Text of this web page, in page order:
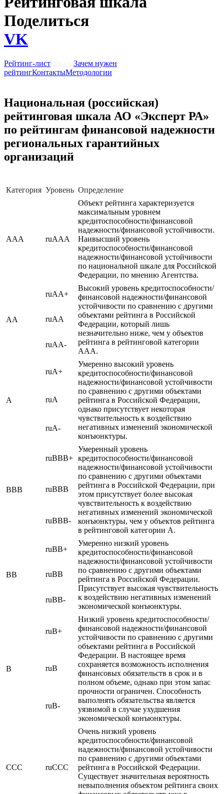
Поделиться
VK
Рейтинг-лист
Зачем нужен
рейтингКонтактыМетодологии
Национальная (российская)
рейтинговая шкала АО «Эксперт РА»
по рейтингам финансовой надежности
региональных гарантийных
организаций
Категория Уровень Определение
AAA ruAAA
Объект рейтинга характеризуется
максимальным уровнем
кредитоспособности/финансовой
надежности/финансовой устойчивости.
Наивысший уровень
кредитоспособности/финансовой
надежности/финансовой устойчивости
по национальной шкале для Российской
Федерации, по мнению Агентства.
AA
ruAA+
Высокий уровень кредитоспособности/
финансовой надежности/финансовой
устойчивости по сравнению с другими
объектами рейтинга в Российской
Федерации, который лишь
незначительно ниже, чем у объектов
рейтинга в рейтинговой категории
AAA.
ruAA
ruAA-
A
ruA+
Умеренно высокий уровень
кредитоспособности/финансовой
надежности/финансовой устойчивости
по сравнению с другими объектами
рейтинга в Российской Федерации,
однако присутствует некоторая
чувствительность к воздействию
негативных изменений экономической
конъюнктуры.
ruA
ruA-
BBB
ruBBB+
Умеренный уровень
кредитоспособности/финансовой
надежности/финансовой устойчивости
по сравнению с другими объектами
рейтинга в Российской Федерации, при
этом присутствует более высокая
чувствительность к воздействию
негативных изменений экономической
конъюнктуры, чем у объектов рейтинга
в рейтинговой категории A.
ruBBB
ruBBB-
BB
ruBB+
Умеренно низкий уровень
кредитоспособности/финансовой
надежности/финансовой устойчивости
по сравнению с другими объектами
рейтинга в Российской Федерации.
Присутствует высокая чувствительность
к воздействию негативных изменений
экономической конъюнктуры.
ruBB
ruBB-
B
ruB+
Низкий уровень кредитоспособности/
финансовой надежности/финансовой
устойчивости по сравнению с другими
объектами рейтинга в Российской
Федерации. В настоящее время
сохраняется возможность исполнения
финансовых обязательств в срок и в
полном объеме, однако при этом запас
прочности ограничен. Способность
выполнять обязательства является
уязвимой в случае ухудшения
экономической конъюнктуры.
ruB
ruB-
CCC ruCCC
Очень низкий уровень
кредитоспособности/финансовой
надежности/финансовой устойчивости
по сравнению с другими объектами
рейтинга в Российской Федерации.
Существует значительная вероятность
невыполнения объектом рейтинга своих